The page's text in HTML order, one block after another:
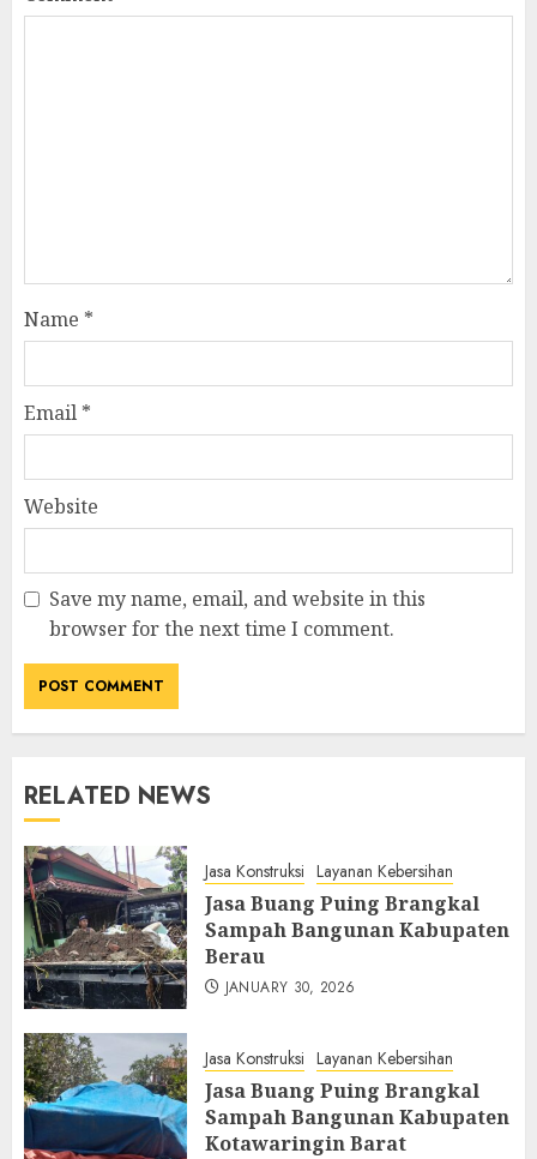
Name *
Email *
Website
Save my name, email, and website in this
browser for the next time I comment.
RELATED NEWS
Jasa Konstruksi Layanan Kebersihan
Jasa Buang Puing Brangkal
Sampah Bangunan Kabupaten
Berau
JANUARY 30, 2026
Jasa Konstruksi Layanan Kebersihan
Jasa Buang Puing Brangkal
Sampah Bangunan Kabupaten
Kotawaringin Barat